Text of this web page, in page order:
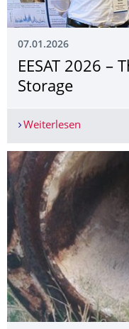
07.01.2026
EESAT 2026 –
Storage
Weiterlesen